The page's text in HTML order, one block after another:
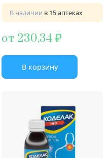
В наличии в 15 аптеках
от 230,34
В корзину